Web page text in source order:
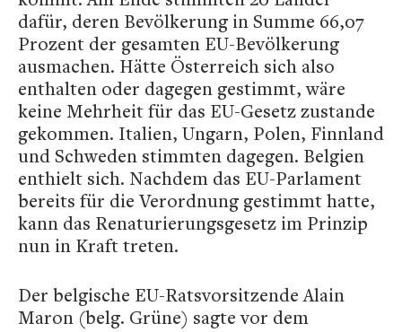
dafür, deren Bevölkerung in Summe 66,07
Prozent der gesamten EU-Bevölkerung
ausmachen. Hätte Österreich sich also
enthalten oder dagegen gestimmt, wäre
keine Mehrheit für das EU-Gesetz zustande
gekommen. Italien, Ungarn, Polen, Finnland
und Schweden stimmten dagegen. Belgien
enthielt sich. Nachdem das EU-Parlament
bereits für die Verordnung gestimmt hatte,
kann das Renaturierungsgesetz im Prinzip
nun in Kraft treten.
Der belgische EU-Ratsvorsitzende Alain
Maron (belg. Grüne) sagte vor dem